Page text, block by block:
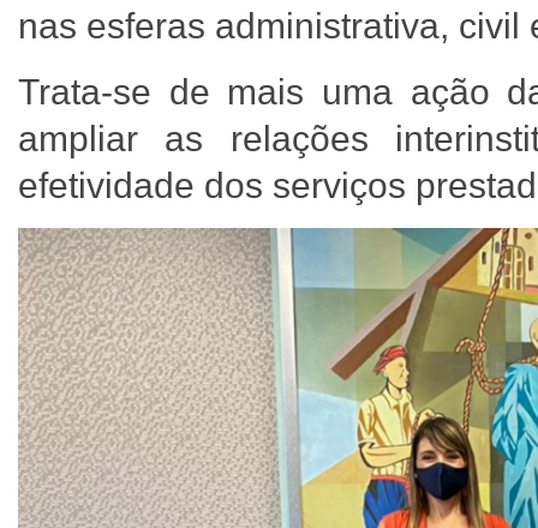
nas esferas administrativa, civil
Trata-se de mais uma ação
ampliar as relações
efetividade dos serviços